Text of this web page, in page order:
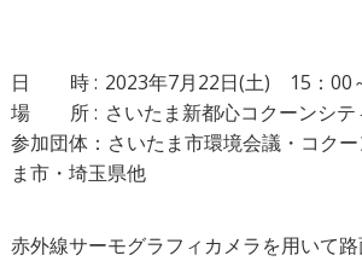
日 時: 2023年7月22日(土) 15：00
場 所: さいたま新都心コクーンシ
参加団体： さいたま市環境会議・コク
ま市・埼玉県他
赤外線サーモグラフィカメラを用いて